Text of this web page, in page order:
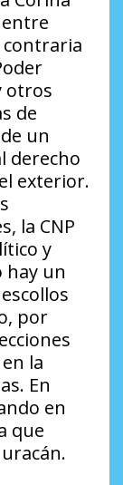
entre
otros
de
un
derecho
exterior.
la CNP
y
hay un
por
la
En
en
que